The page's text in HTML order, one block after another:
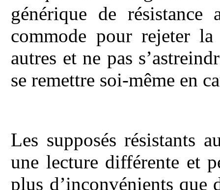
générique de résistance
commode pour rejeter
autres et ne pas
se remettre soi-même en
Les supposés résistants
une lecture différente et
plus d’inconvénients que